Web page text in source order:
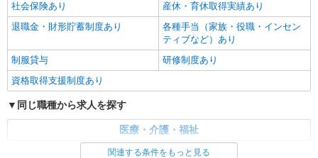
社会保険あり
産休・育休取得実績あり
退職金・財形貯蓄制度あり
各種手当（家族・役職・インセン
ティブなど）あり
制服貸与
研修制度あり
資格取得支援制度あり
同じ職種から求人を探す
医療・介護・福祉
看護師・保健師・看護助手・助産師
関連する条件をもっと見る